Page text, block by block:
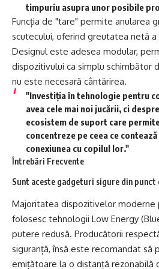
timpuriu asupra unor posibile
Funcția de "tare" permite anularea
scutecului, oferind greutatea netă a
Designul este adesea modular,
dispozitivului ca simplu schimbător
nu este necesară cântărirea.
"Investiția în tehnologie pentru
avea cele mai noi jucării, ci
ecosistem de suport care
concentreze pe ceea ce
conexiunea cu copilul lor."
Întrebări Frecvente
Sunt aceste gadgeturi sigure din punct
Majoritatea dispozitivelor moderne
folosesc tehnologii Low Energy
putere redusă. Producătorii
siguranță, însă este recomandat să
emițătoare la o distanță rezonabilă